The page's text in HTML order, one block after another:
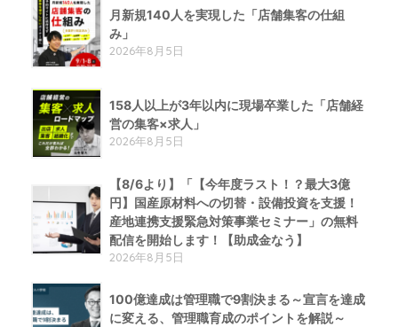
月新規140人を実現した「店舗集客の仕組
み」
2026年8月5日
158人以上が3年以内に現場卒業した「店舗経
営の集客×求人」
2026年8月5日
【8/6より】「【今年度ラスト！？最大3億
円】国産原材料への切替・設備投資を支援！
産地連携支援緊急対策事業セミナー」の無料
配信を開始します！【助成金なう】
2026年8月5日
100億達成は管理職で9割決まる～宣言を達成
に変える、管理職育成のポイントを解説～